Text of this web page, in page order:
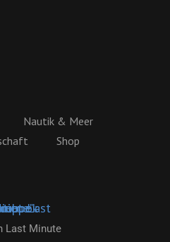
Nautik & Meer
Shop
Last Minute